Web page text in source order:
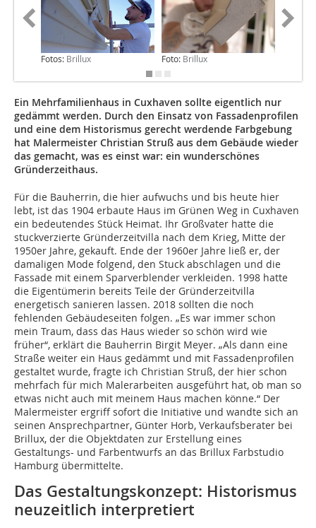
Fotos: Brillux Foto: Brillux
Ein Mehrfamilienhaus in Cuxhaven sollte eigentlich nur
gedämmt werden. Durch den Einsatz von Fassadenprofilen
und eine dem Historismus gerecht werdende Farbgebung
hat Malermeister Christian Struß aus dem Gebäude wieder
das gemacht, was es einst war: ein wunderschönes
Gründerzeithaus.
Für die Bauherrin, die hier aufwuchs und bis heute hier
lebt, ist das 1904 erbaute Haus im Grünen Weg in Cuxhaven
ein bedeutendes Stück Heimat. Ihr Großvater hatte die
stuckverzierte Gründerzeitvilla nach dem Krieg, Mitte der
1950er Jahre, gekauft. Ende der 1960er Jahre ließ er, der
damaligen Mode folgend, den Stuck abschlagen und die
Fassade mit einem Sparverblender verkleiden. 1998 hatte
die Eigentümerin bereits Teile der Gründerzeitvilla
energetisch sanieren lassen. 2018 sollten die noch
fehlenden Gebäudeseiten folgen. „Es war immer schon
mein Traum, dass das Haus wieder so schön wird wie
früher“, erklärt die Bauherrin Birgit Meyer. „Als dann eine
Straße weiter ein Haus gedämmt und mit Fassadenprofilen
gestaltet wurde, fragte ich Christian Struß, der hier schon
mehrfach für mich Malerarbeiten ausgeführt hat, ob man so
etwas nicht auch mit meinem Haus machen könne.“ Der
Malermeister ergriff sofort die Initiative und wandte sich an
seinen Ansprechpartner, Günter Horb, Verkaufsberater bei
Brillux, der die Objektdaten zur Erstellung eines
Gestaltungs- und Farbentwurfs an das Brillux Farbstudio
Hamburg übermittelte.
Das Gestaltungskonzept: Historismus
neuzeitlich interpretiert